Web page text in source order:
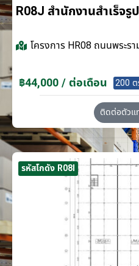
R08J สำนักงานสำเร็จรู
โครงการ HR08 ถนนพระร
฿44,000 / ต่อเดือน 200
ติดต่อตัวแ
รหัสโกดัง R08I